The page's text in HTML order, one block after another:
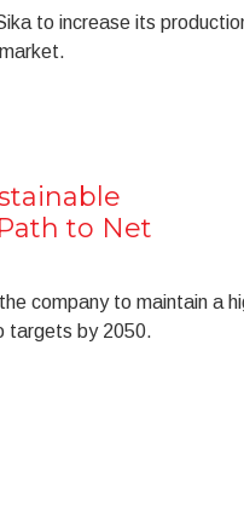
to increase its
to Net
company to maintain a
targets by 2050.